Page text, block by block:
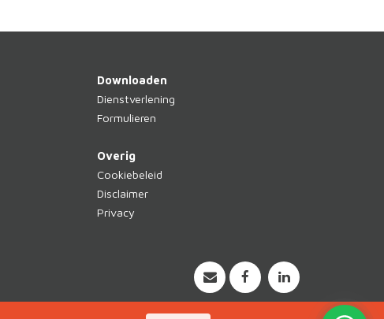
Downloaden
Dienstverlening
Formulieren
Overig
Cookiebeleid
Disclaimer
Privacy